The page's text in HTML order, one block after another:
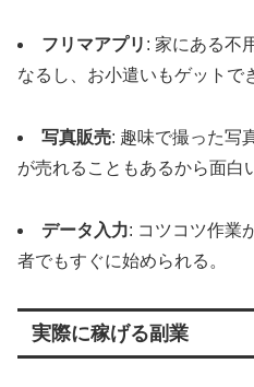
フリマアプリ : 家にある不
なるし、お小遣いもゲットで
写真販売: 趣味で撮った写
が売れることもあるから面白
データ入力: コツコツ作業
者でもすぐに始められる。
実際に稼げる副業